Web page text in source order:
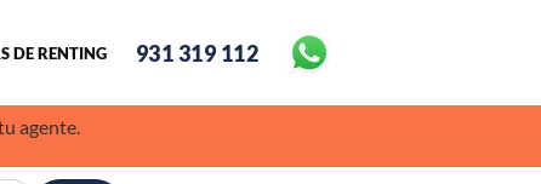
DE RENTING 931 319 112
agente.